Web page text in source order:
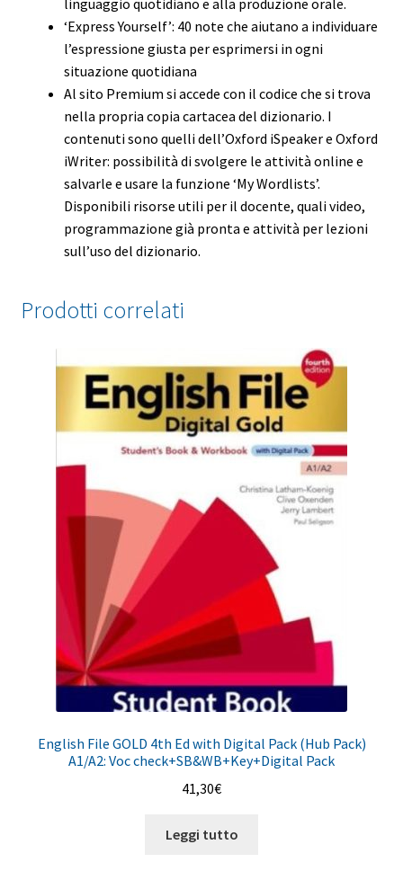
‘Express Yourself’: 40 note che aiutano a individuare
l’espressione giusta per esprimersi in ogni
situazione quotidiana
Al sito Premium si accede con il codice che si trova
nella propria copia cartacea del dizionario. I
contenuti sono quelli dell’Oxford iSpeaker e Oxford
iWriter: possibilità di svolgere le attività online e
salvarle e usare la funzione ‘My Wordlists’.
Disponibili risorse utili per il docente, quali video,
programmazione già pronta e attività per lezioni
sull’uso del dizionario.
Prodotti correlati
English File GOLD 4th Ed with Digital Pack (Hub Pack)
A1/A2: Voc check+SB&WB+Key+Digital Pack
41,30€
Leggi tutto